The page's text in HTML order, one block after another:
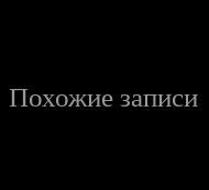
Похожие записи